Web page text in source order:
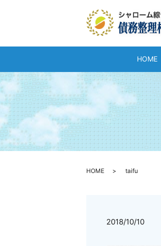
HOME
HOME taifu
2018/10/10